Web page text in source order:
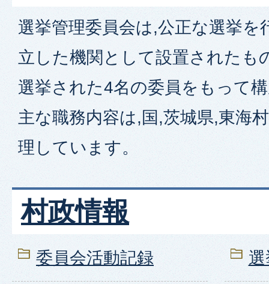
選挙管理委員会は,公正な選挙を
立した機関として設置されたも
選挙された4名の委員をもって
主な職務内容は,国,茨城県,東海
理しています。
村政情報
委員会活動記録